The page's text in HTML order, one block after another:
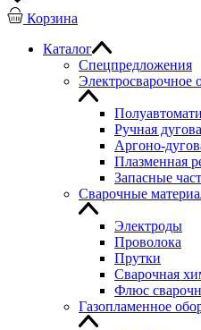
Корзина
Каталог
Спецпредложения
Электросварочное
Ручная
Аргоно-
Плазменная
Запасные
Сварочные
Электроды
Проволока
Прутки
Сварочная
Флюс
Газопламенное